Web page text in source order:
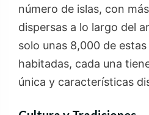
número de islas, con
dispersas a lo largo del
solo unas 8,000 de
habitadas, cada una
única y características